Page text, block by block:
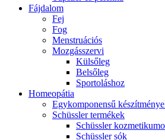
Fájdalom
Fej
Fog
Menstruációs
Mozgásszervi
Külsőleg
Belsőleg
Sportoláshoz
Homeopátia
Egykomponensű
Schüssler termékek
Schüssler
Schüssler sók